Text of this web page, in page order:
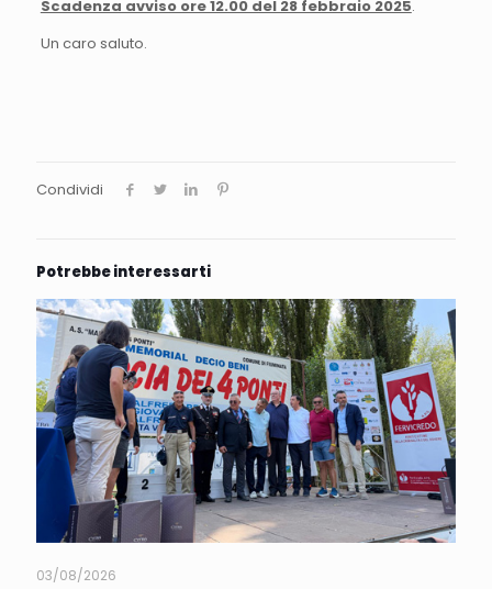
Scadenza avviso ore 12.00 del 28 febbraio 2025.
Un caro saluto.
Condividi
Potrebbe interessarti
03/08/2026